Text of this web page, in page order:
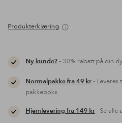
Produkterklæring
Ny kunde?- 30% rabatt på din
Normalpakke fra 49 kr- Leveres
pakkeboks
Hjemlevering fra 149 kr- Se alle